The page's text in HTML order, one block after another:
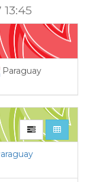
Paraguay